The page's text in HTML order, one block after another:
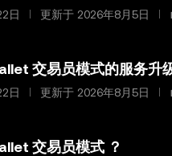
日 更新于 2026年8月5日
交易员模式的服务升
日 更新于 2026年8月5日
交易员模式 ？